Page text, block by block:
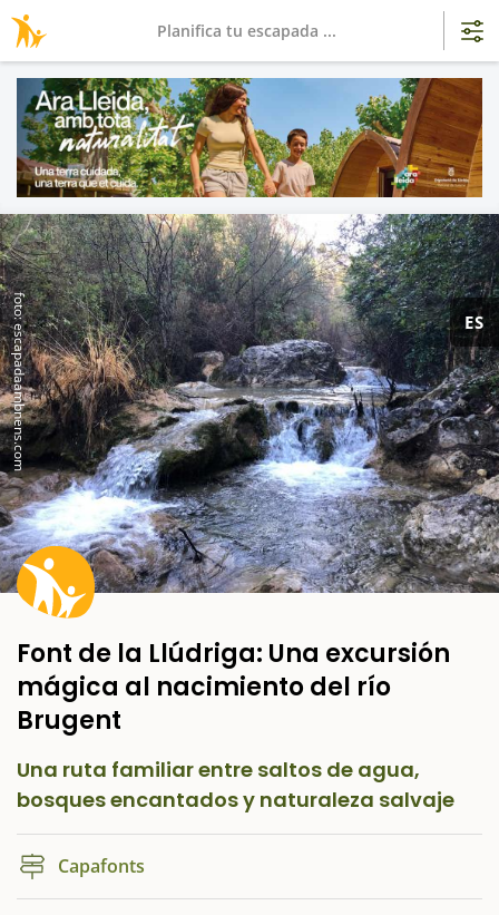
ES
Font de la Llúdriga: Una excursión
mágica al nacimiento del río
Brugent
foto: escapadaambnens.com
Una ruta familiar entre saltos de agua,
bosques encantados y naturaleza salvaje
Capafonts
Planifica tu escapada ...